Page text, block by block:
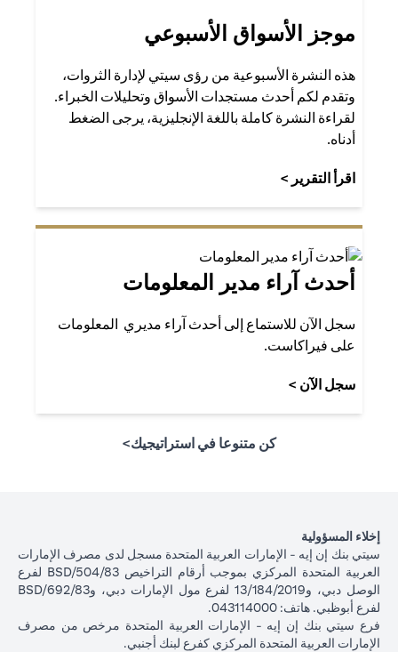
موجز الأسواق الأسبوعي
هذه النشرة الأسبوعية من رؤى سيتي لإدارة الثروات،
وتقدم لكم أحدث مستجدات الأسواق وتحليلات الخبراء.
لقراءة النشرة كاملة باللغة الإنجليزية، يرجى الضغط
أدناه.
اقرأ التقرير >
أحدث آراء مدير المعلومات
سجل الآن للاستماع إلى أحدث آراء مديري المعلومات
على فيراكاست.
سجل الآن >
كن متنوعا في استراتيجيك>
إخلاء المسؤولية
سيتي بنك إن إيه - الإمارات العربية المتحدة مسجل لدى مصرف الإمارات
العربية المتحدة المركزي بموجب أرقام التراخيص BSD/504/83 لفرع
الوصل دبي، و13/184/2019 لفرع مول الإمارات دبي، وBSD/692/83
لفرع أبوظبي. هاتف: 043114000.
فرع سيتي بنك إن إيه - الإمارات العربية المتحدة مرخص من مصرف
الإمارات العربية المتحدة المركزي كفرع لبنك أجنبي.